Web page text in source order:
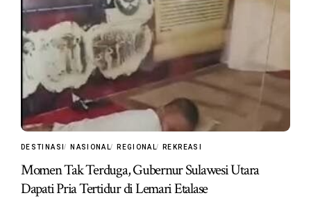
DESTINASI NASIONAL REGIONAL REKREASI
Momen Tak Terduga, Gubernur Sulawesi Utara
Dapati Pria Tertidur di Lemari Etalase